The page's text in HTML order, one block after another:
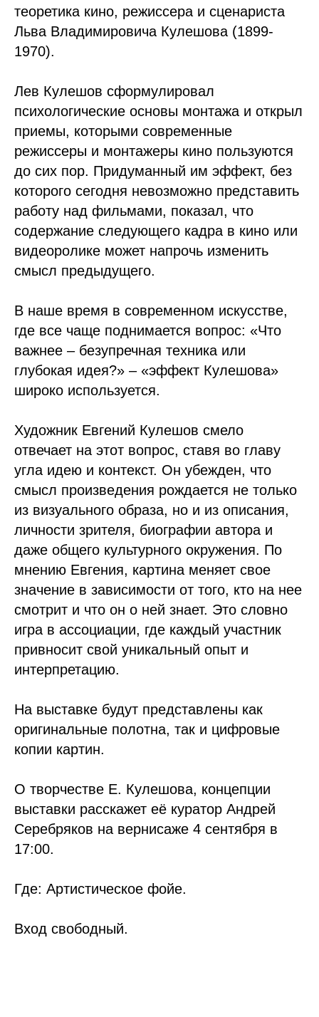
теоретика кино, режиссера и сценариста
Льва Владимировича Кулешова (1899-
1970).
Лев Кулешов сформулировал
психологические основы монтажа и открыл
приемы, которыми современные
режиссеры и монтажеры кино пользуются
до сих пор. Придуманный им эффект, без
которого сегодня невозможно представить
работу над фильмами, показал, что
содержание следующего кадра в кино или
видеоролике может напрочь изменить
смысл предыдущего.
В наше время в современном искусстве,
где все чаще поднимается вопрос: «Что
важнее – безупречная техника или
глубокая идея?» – «эффект Кулешова»
широко используется.
Художник Евгений Кулешов смело
отвечает на этот вопрос, ставя во главу
угла идею и контекст. Он убежден, что
смысл произведения рождается не только
из визуального образа, но и из описания,
личности зрителя, биографии автора и
даже общего культурного окружения. По
мнению Евгения, картина меняет свое
значение в зависимости от того, кто на нее
смотрит и что он о ней знает. Это словно
игра в ассоциации, где каждый участник
привносит свой уникальный опыт и
интерпретацию.
На выставке будут представлены как
оригинальные полотна, так и цифровые
копии картин.
О творчестве Е. Кулешова, концепции
выставки расскажет её куратор Андрей
Серебряков на вернисаже 4 сентября в
17:00.
Где: Артистическое фойе.
Вход свободный.